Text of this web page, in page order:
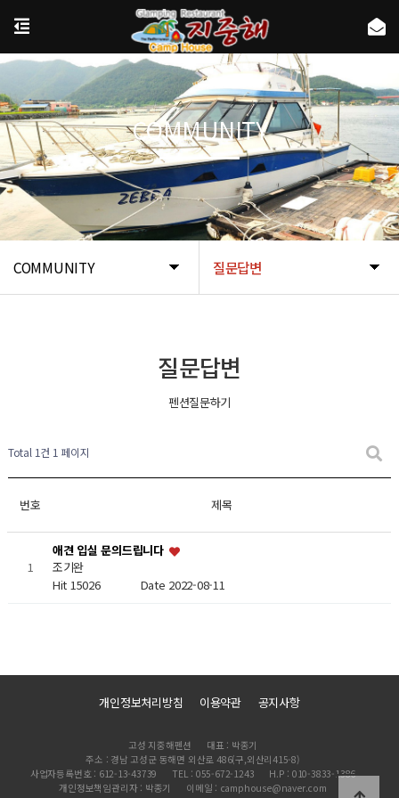
COMMUNITY 질문답변
COMMUNITY
질문답변
펜션질문하기
Total 1건 1 페이지
번호 제목
1
애견 입실 문의드립니다
조기완
Hit 15026 Date 2022-08-11
개인정보처리방침 이용약관 공지사항
고성 지중해펜션
대표 : 박종기
주소 : 경남 고성군 동해면 외산로 486(구,외산리415-8)
사업자등록번호 : 612-13-43739
TEL : 055-672-1243
H.P : 010-3833-1386
개인정보책임관리자 : 박종기
이메일 : camphouse@naver.com